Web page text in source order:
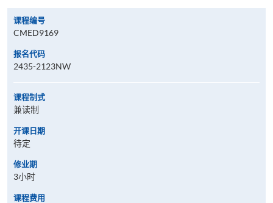
课程编号
CMED9169
报名代码
2435-2123NW
课程制式
兼读制
开课日期
待定
修业期
3小时
课程费用